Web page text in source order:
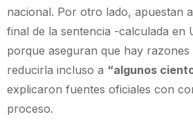
nacional. Por otro lado, apuestan
final de la sentencia -calculada en
porque aseguran que hay razones
reducirla incluso a “algunos
explicaron fuentes oficiales con
proceso.